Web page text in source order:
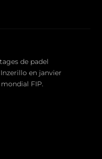
de padel
en janvier
FIP.